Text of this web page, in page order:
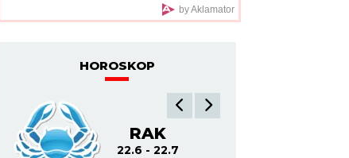
by Aklamator
HOROSKOP
RAK
22.6 - 22.7